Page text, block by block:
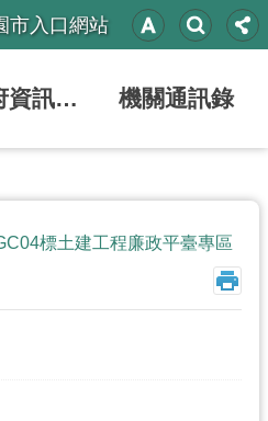
市入口網站
政府資訊公開 機關通訊錄
標土建工程廉政平臺專區